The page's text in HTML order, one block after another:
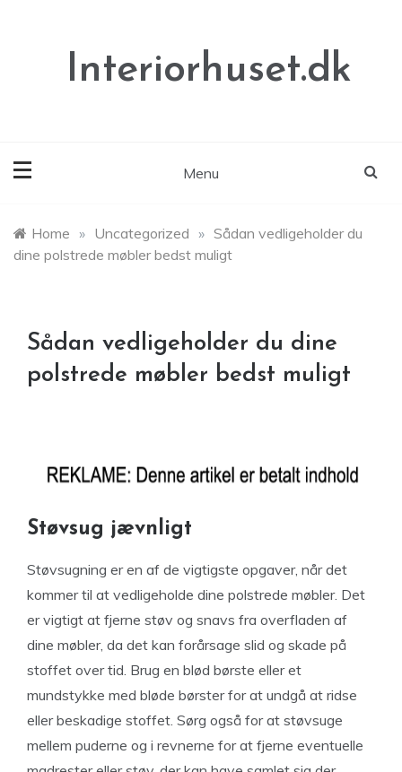
Interiorhuset.dk
Menu
Home » Uncategorized » Sådan vedligeholder du
dine polstrede møbler bedst muligt
Sådan vedligeholder du dine
polstrede møbler bedst muligt
Støvsug jævnligt
Støvsugning er en af de vigtigste opgaver, når det
kommer til at vedligeholde dine polstrede møbler. Det
er vigtigt at fjerne støv og snavs fra overfladen af
dine møbler, da det kan forårsage slid og skade på
stoffet over tid. Brug en blød børste eller et
mundstykke med bløde børster for at undgå at ridse
eller beskadige stoffet. Sørg også for at støvsuge
mellem puderne og i revnerne for at fjerne eventuelle